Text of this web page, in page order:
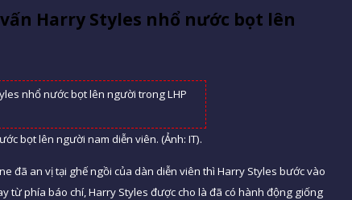
Harry Styles nhổ nước bọt lên
bọt lên người nam diễn viên. (Ảnh: IT).
đã an vị tại ghế ngồi của dàn diễn viên thì Harry Styles bước vào
từ phía báo chí, Harry Styles được cho là đã có hành động giống